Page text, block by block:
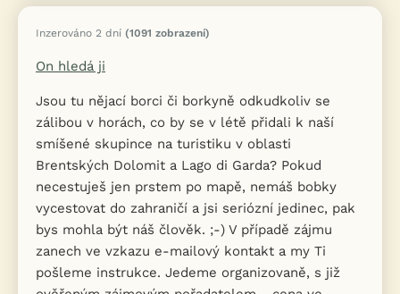
Inzerováno 2 dní (1091 zobrazení)
On hledá ji
Jsou tu nějací borci či borkyně odkudkoliv se
zálibou v horách, co by se v létě přidali k naší
smíšené skupince na turistiku v oblasti
Brentských Dolomit a Lago di Garda? Pokud
necestuješ jen prstem po mapě, nemáš bobky
vycestovat do zahraničí a jsi seriózní jedinec, pak
bys mohla být náš člověk. ;-) V případě zájmu
zanech ve vzkazu e-mailový kontakt a my Ti
pošleme instrukce. Jedeme organizovaně, s již